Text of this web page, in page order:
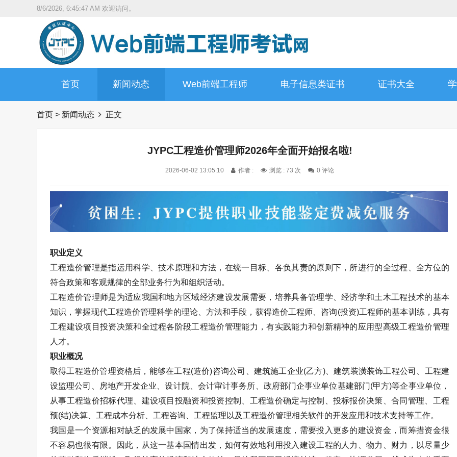
8/6/2026, 6:45:48 AM 欢迎访问。
首页 新闻动态 Web前端工程师 电子信息类证书 证书大全
首页 > 新闻动态 正文
JYPC工程造价管理师2026年全面开始报名啦!
2026-06-02 13:05:10 作者 : 浏览 : 73 次 0 评论
职业定义
工程造价管理是指运用科学、技术原理和方法，在统一目标、各负其责的原则下，所进行的全过程、全方位的
符合政策和客观规律的全部业务行为和组织活动。
工程造价管理师是为适应我国和地方区域经济建设发展需要，培养具备管理学、经济学和土木工程技术的基本
知识，掌握现代工程造价管理科学的理论、方法和手段，获得造价工程师、咨询(投资)工程师的基本训练，具有
工程建设项目投资决策和全过程各阶段工程造价管理能力，有实践能力和创新精神的应用型高级工程造价管理
人才。
职业概况
取得工程造价管理资格后，能够在工程(造价)咨询公司、建筑施工企业(乙方)、建筑装潢装饰工程公司、工程建
设监理公司、房地产开发企业、设计院、会计审计事务所、政府部门企事业单位基建部门(甲方)等企事业单位，
从事工程造价招标代理、建设项目投融资和投资控制、工程造价确定与控制、投标报价决策、合同管理、工程
预(结)决算、工程成本分析、工程咨询、工程监理以及工程造价管理相关软件的开发应用和技术支持等工作。
我国是一个资源相对缺乏的发展中国家，为了保持适当的发展速度，需要投入更多的建设资金，而筹措资金很
不容易也很有限。因此，从这一基本国情出发，如何有效地利用投入建设工程的人力、物力、财力，以尽量少